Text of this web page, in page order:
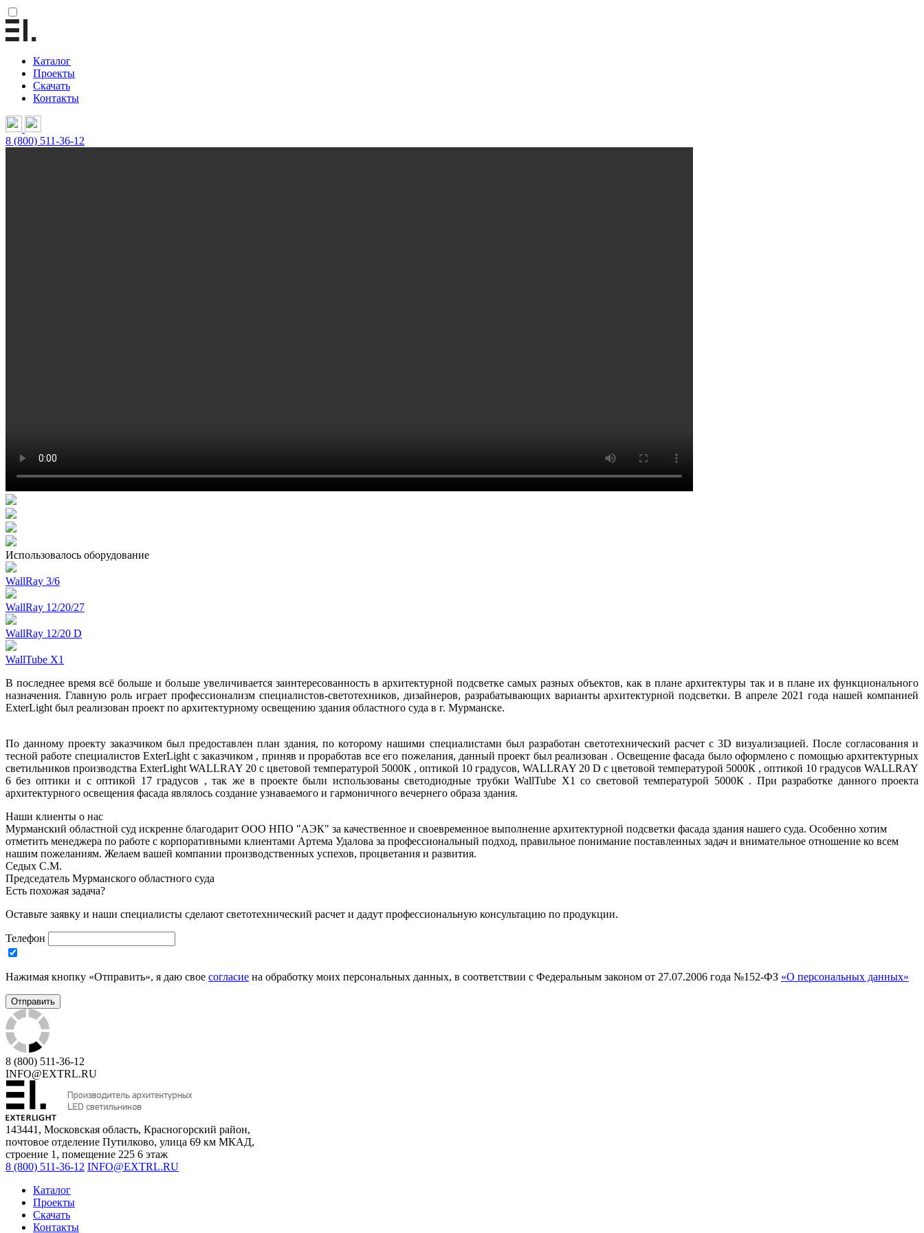
Каталог
Проекты
Скачать
Контакты
8 (800) 511-36-12
Использовалось оборудование
WallRay 3/6
WallRay 12/20/27
WallRay 12/20 D
WallTube X1
В последнее время всё больше и больше увеличивается заинтересованность в архитектурной подсветке самых разных объектов, как в плане архитектуры так и в плане их функционального
назначения. Главную роль играет профессионализм специалистов-светотехников, дизайнеров, разрабатывающих варианты архитектурной подсветки. В апреле 2021 года нашей компанией
ExterLight был реализован проект по архитектурному освещению здания областного суда в г. Мурманске.
По данному проекту заказчиком был предоставлен план здания, по которому нашими специалистами был разработан светотехнический расчет с 3D визуализацией. После согласования и
тесной работе специалистов ExterLight с заказчиком , приняв и проработав все его пожелания, данный проект был реализован . Освещение фасада было оформлено с помощью архитектурных
светильников производства ExterLight WALLRAY 20 с цветовой температурой 5000К , оптикой 10 градусов, WALLRAY 20 D с цветовой температурой 5000К , оптикой 10 градусов WALLRAY
6 без оптики и с оптикой 17 градусов , так же в проекте были использованы светодиодные трубки WallTube X1 со световой температурой 5000К . При разработке данного проекта
архитектурного освещения фасада являлось создание узнаваемого и гармоничного вечернего образа здания.
Наши клиенты о нас
Мурманский областной суд искренне благодарит ООО НПО "АЭК" за качественное и своевременное выполнение архитектурной подсветки фасада здания нашего суда. Особенно хотим
отметить менеджера по работе с корпоративными клиентами Артема Удалова за профессиональный подход, правильное понимание поставленных задач и внимательное отношение ко всем
нашим пожеланиям. Желаем вашей компании производственных успехов, процветания и развития.
Седых С.М.
Председатель Мурманского областного суда
Есть похожая задача?
Оставьте заявку и наши специалисты сделают светотехнический расчет и дадут профессиональную консультацию по продукции.
Телефон
Нажимая кнопку «Отправить», я даю свое согласие на обработку моих персональных данных, в соответствии с Федеральным законом от 27.07.2006 года №152-ФЗ «О персональных данных»
8 (800) 511-36-12
INFO@EXTRL.RU
143441, Московская область, Красногорский район,
почтовое отделение Путилково, улица 69 км МКАД,
строение 1, помещение 225 6 этаж
8 (800) 511-36-12 INFO@EXTRL.RU
Каталог
Проекты
Скачать
Контакты